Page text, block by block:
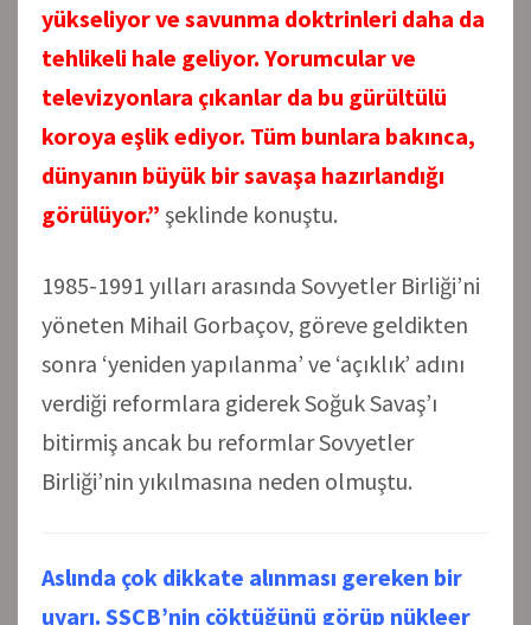
yükseliyor ve savunma doktrinleri daha da
tehlikeli hale geliyor. Yorumcular ve
televizyonlara çıkanlar da bu gürültülü
koroya eşlik ediyor. Tüm bunlara bakınca,
dünyanın büyük bir savaşa hazırlandığı
görülüyor.” şeklinde konuştu.
1985-1991 yılları arasında Sovyetler Birliği’ni
yöneten Mihail Gorbaçov, göreve geldikten
sonra ‘yeniden yapılanma’ ve ‘açıklık’ adını
verdiği reformlara giderek Soğuk Savaş’ı
bitirmiş ancak bu reformlar Sovyetler
Birliği’nin yıkılmasına neden olmuştu.
Aslında çok dikkate alınması gereken bir
uyarı. SSCB’nin çöktüğünü görüp nükleer